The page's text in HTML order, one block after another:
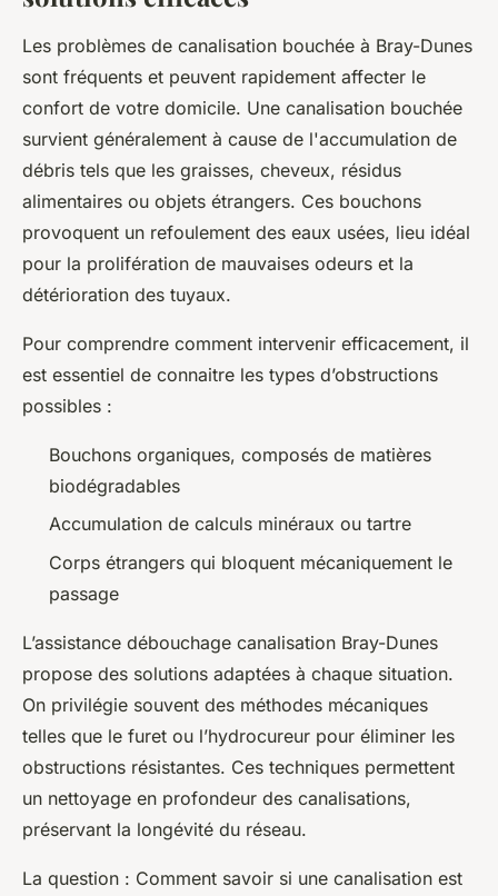
Les problèmes de canalisation bouchée à Bray-Dunes
sont fréquents et peuvent rapidement affecter le
confort de votre domicile. Une canalisation bouchée
survient généralement à cause de l'accumulation de
débris tels que les graisses, cheveux, résidus
alimentaires ou objets étrangers. Ces bouchons
provoquent un refoulement des eaux usées, lieu idéal
pour la prolifération de mauvaises odeurs et la
détérioration des tuyaux.
Pour comprendre comment intervenir efficacement, il
est essentiel de connaitre les types d’obstructions
possibles :
Bouchons organiques, composés de matières
biodégradables
Accumulation de calculs minéraux ou tartre
Corps étrangers qui bloquent mécaniquement le
passage
L’assistance débouchage canalisation Bray-Dunes
propose des solutions adaptées à chaque situation.
On privilégie souvent des méthodes mécaniques
telles que le furet ou l’hydrocureur pour éliminer les
obstructions résistantes. Ces techniques permettent
un nettoyage en profondeur des canalisations,
préservant la longévité du réseau.
La question : Comment savoir si une canalisation est